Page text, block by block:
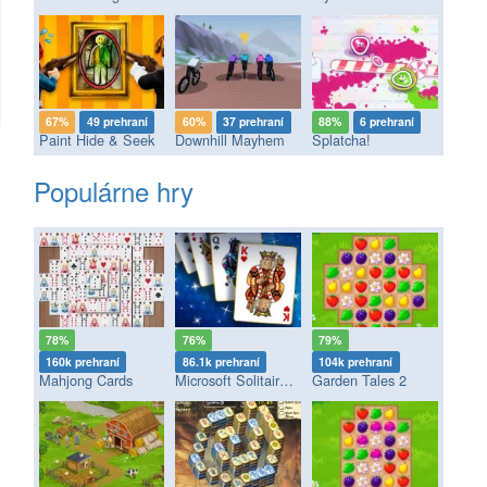
67% 49 prehraní
Paint Hide & Seek
60% 37 prehraní
Downhill Mayhem
88% 6 prehraní
Splatcha!
Populárne hry
78%
160k prehraní
Mahjong Cards
76%
86.1k prehraní
Microsoft Solitaire Collection
79%
104k prehraní
Garden Tales 2